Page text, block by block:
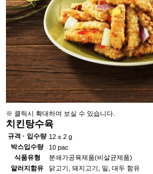
※ 클릭시 확대하여 보실 수 있습니다.
치킨탕수육
규격 · 입수량 12 ± 2 g
박스입수량
10 pac
식품유형
분쇄가공육제품(비살균제품)
알러지함유
닭고기, 돼지고기, 밀, 대두 함유